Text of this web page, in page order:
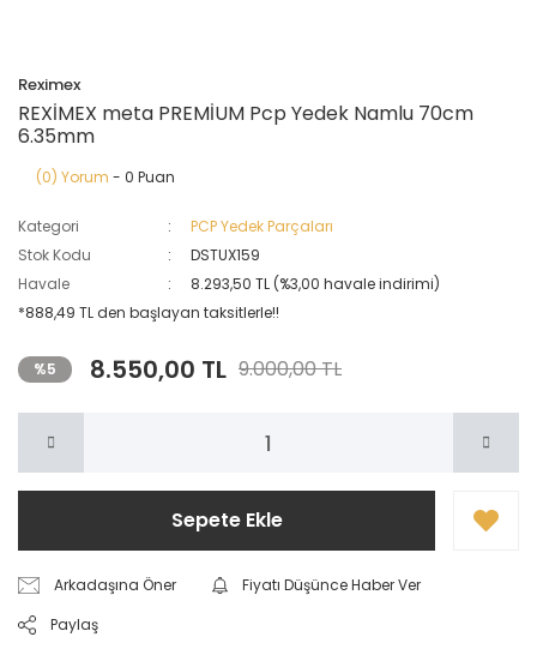
Reximex
REXİMEX meta PREMİUM Pcp Yedek Namlu 70cm
6.35mm
(0) Yorum - 0 Puan
Kategori
PCP Yedek Parçaları
Stok Kodu
DSTUX159
Havale
8.293,50 TL (%3,00 havale indirimi)
*888,49 TL den başlayan taksitlerle!!
%5 8.550,00 TL 9.000,00 TL
Sepete Ekle
Arkadaşına Öner
Fiyatı Düşünce Haber Ver
Paylaş